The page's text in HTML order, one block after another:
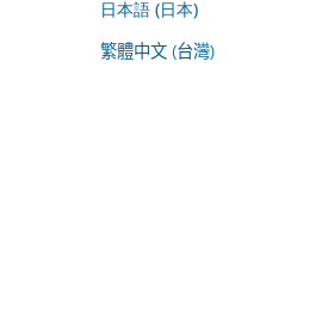
日本語 (日本)
繁體中文 (台灣)